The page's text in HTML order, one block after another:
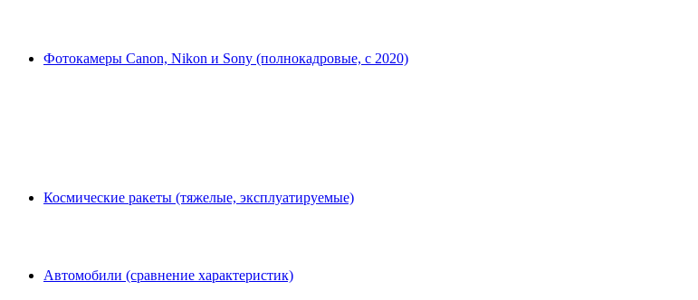
Фотокамеры Canon, Nikon и Sony (полнокадровые, с 2020)
Космические ракеты (тяжелые, эксплуатируемые)
Автомобили (сравнение характеристик)